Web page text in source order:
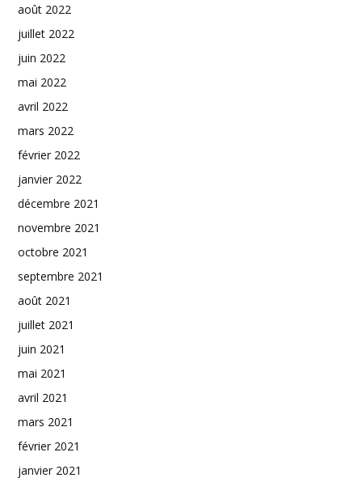
août 2022
juillet 2022
juin 2022
mai 2022
avril 2022
mars 2022
février 2022
janvier 2022
décembre 2021
novembre 2021
octobre 2021
septembre 2021
août 2021
juillet 2021
juin 2021
mai 2021
avril 2021
mars 2021
février 2021
janvier 2021